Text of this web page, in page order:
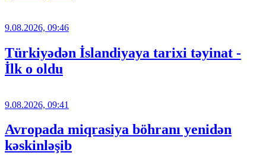
9.08.2026, 09:46
Türkiyədən İslandiyaya tarixi təyinat -
İlk o oldu
9.08.2026, 09:41
Avropada miqrasiya böhranı yenidən
kəskinləşib